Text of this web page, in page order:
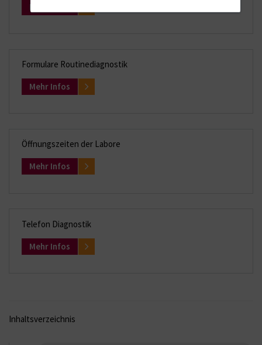
Mehr Infos
Formulare Routinediagnostik
Mehr Infos
Öffnungszeiten der Labore
Mehr Infos
Telefon Diagnostik
Mehr Infos
Inhaltsverzeichnis